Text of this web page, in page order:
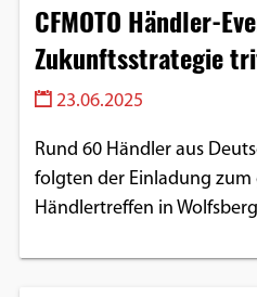
CFMOTO Händler-
Zukunftsstrategie
23.06.2025
Rund 60 Händler aus
folgten der Einladung zum
Händlertreffen in